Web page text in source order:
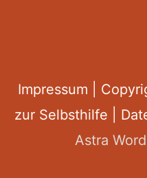
Impressum |
zur Selbsthilfe
Astra